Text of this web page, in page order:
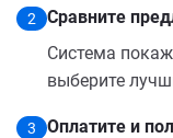
2
Сравните
Система
выберите
3
Оплатите и